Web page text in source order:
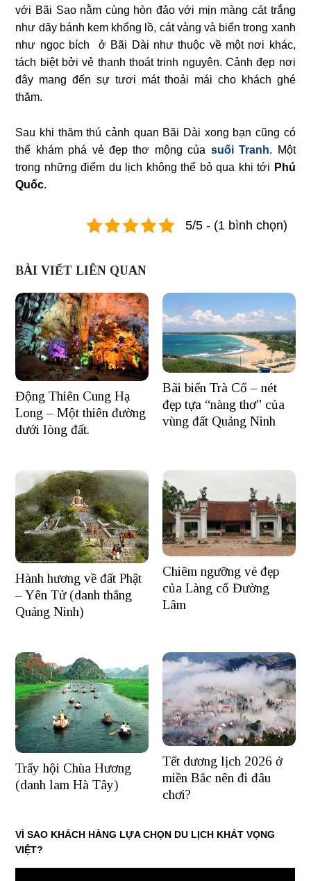
với Bãi Sao nằm cùng hòn đảo với mịn màng cát trắng
như dãy bánh kem khổng lồ, cát vàng và biển trong xanh
như ngọc bích ở Bãi Dài như thuộc về một nơi khác,
tách biệt bởi vẻ thanh thoát trinh nguyên. Cảnh đẹp nơi
đây mang đến sự tươi mát thoải mái cho khách ghé
thăm.
Sau khi thăm thú cảnh quan Bãi Dài xong bạn cũng có
thể khám phá vẻ đẹp thơ mộng của suối Tranh. Một
trong những điểm du lịch không thể bỏ qua khi tới Phú
Quốc.
5/5 - (1 bình chọn)
BÀI VIẾT LIÊN QUAN
Động Thiên Cung Hạ
Long – Một thiên đường
dưới lòng đất.
Bãi biển Trà Cổ – nét
đẹp tựa “nàng thơ” của
vùng đất Quảng Ninh
Hành hương về đất Phật
– Yên Tử (danh thắng
Quảng Ninh)
Chiêm ngưỡng vẻ đẹp
của Làng cổ Đường
Lâm
Trẩy hội Chùa Hương
(danh lam Hà Tây)
Tết dương lịch 2026 ở
miền Bắc nên đi đâu
chơi?
VÌ SAO KHÁCH HÀNG LỰA CHỌN DU LỊCH KHÁT VỌNG
VIỆT?